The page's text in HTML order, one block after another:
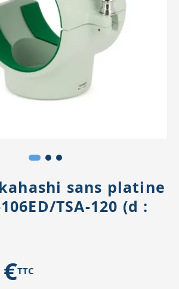
montures
Têtes
sans platine
TSA-120 (d :
TTC